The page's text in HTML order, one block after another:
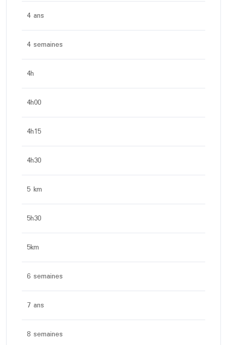
4 ans
4 semaines
4h
4h00
4h15
4h30
5 km
5h30
5km
6 semaines
7 ans
8 semaines